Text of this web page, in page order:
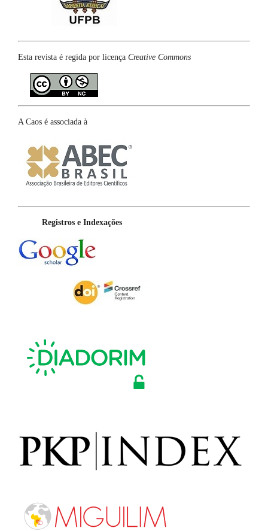
Esta revista é regida por licença Creative Commons
A Caos é associada à
Registros e Indexações